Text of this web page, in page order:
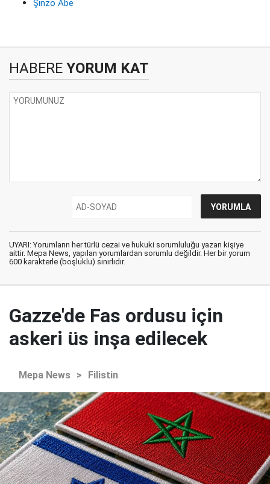
Şinzo Abe
HABERE YORUM KAT
UYARI: Yorumların her türlü cezai ve hukuki sorumluluğu yazan kişiye
aittir. Mepa News, yapılan yorumlardan sorumlu değildir. Her bir yorum
600 karakterle (boşluklu) sınırlıdır.
Gazze'de Fas ordusu için
askeri üs inşa edilecek
Mepa News > Filistin